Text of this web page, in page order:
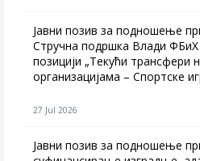
Јавни позив за подношење
Стручна подршка Влади
позицији „Текући трансфери
организацијама – Спортске
27 Jul 2026
Jавни позив за подношење